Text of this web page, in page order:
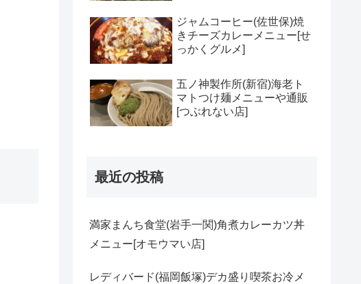
ジャムコーヒー(佐世保)焼
きチーズカレーメニュー[せ
っかくグルメ]
五ノ神製作所(新宿)海老ト
マトつけ麺メニューや通販
[つぶれない店]
最近の投稿
満家まんち食堂(岩手一関)角煮カレーカツ丼
メニュー[オモウマい店]
レディバード(福岡飯塚)デカ盛り喫茶お冷メ